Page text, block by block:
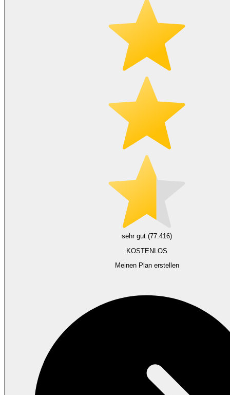
sehr gut (77.416)
KOSTENLOS
Meinen Plan erstellen